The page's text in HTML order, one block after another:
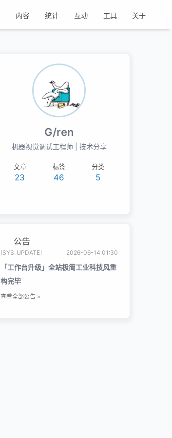
内容 统计 互动 工具 关于
G/ren
机器视觉调试工程师 | 技术分享
文章
23
标签
46
分类
5
公告
[SYS_UPDATE] 2026-06-14 01:30
「工作台升级」全站极简工业科技风重
构完毕
查看全部公告 »